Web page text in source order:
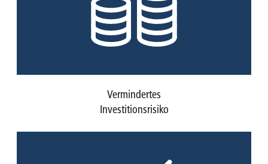
Vermindertes
Investitionsrisiko